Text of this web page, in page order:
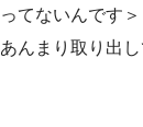
ってないんです＞
あんまり取り出